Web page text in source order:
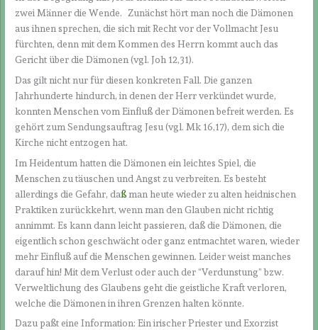
zwei Männer die Wende. Zunächst hört man noch die Dämonen
aus ihnen sprechen, die sich mit Recht vor der Vollmacht Jesu
fürchten, denn mit dem Kommen des Herrn kommt auch das
Gericht über die Dämonen (vgl. Joh 12,31).
Das gilt nicht nur für diesen konkreten Fall. Die ganzen
Jahrhunderte hindurch, in denen der Herr verkündet wurde,
konnten Menschen vom Einfluß der Dämonen befreit werden. Es
gehört zum Sendungsauftrag Jesu (vgl. Mk 16,17), dem sich die
Kirche nicht entzogen hat.
Im Heidentum hatten die Dämonen ein leichtes Spiel, die
Menschen zu täuschen und Angst zu verbreiten. Es besteht
allerdings die Gefahr, daßman heute wieder zu alten heidnischen
Praktiken zurückkehrt, wenn man den Glauben nicht richtig
annimmt. Es kann dann leicht passieren, daß die Dämonen, die
eigentlich schon geschwächt oder ganz entmachtet waren, wieder
mehr Einfluß auf die Menschen gewinnen. Leider weist manches
darauf hin! Mit dem Verlust oder auch der “Verdunstung” bzw.
Verweltlichung des Glaubens geht die geistliche Kraft verloren,
welche die Dämonen in ihren Grenzen halten könnte.
Dazu paßt eine Information: Ein irischer Priester und Exorzist